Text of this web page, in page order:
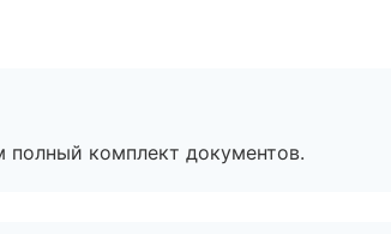
комплект документов.